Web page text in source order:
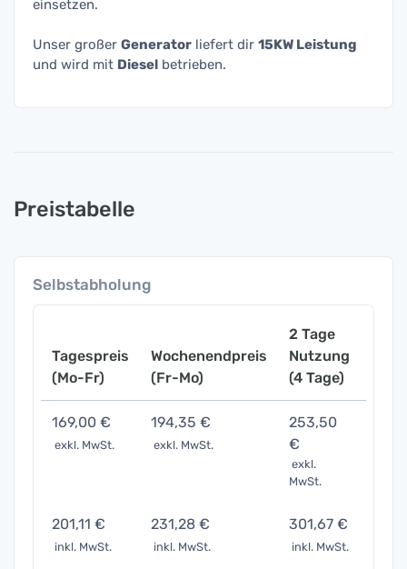
einsetzen.
Unser großer Generator liefert dir 15KW Leistung
und wird mit Diesel betrieben.
Preistabelle
Selbstabholung
Tagespreis
(Mo-Fr)
Wochenendpreis
(Fr-Mo)
2 Tage
Nutzung
(4 Tage)
169,00 €
exkl. MwSt.
194,35 €
exkl. MwSt.
253,50
€
exkl.
MwSt.
201,11 €
inkl. MwSt.
231,28 €
inkl. MwSt.
301,67 €
inkl. MwSt.